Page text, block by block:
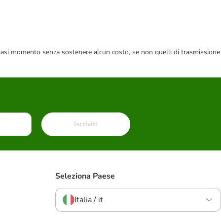
momento senza sostenere alcun costo, se non quelli di trasmissione
Iscriviti
Seleziona Paese
Italia / it